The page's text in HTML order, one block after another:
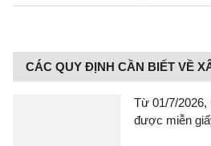
CÁC QUY ĐỊNH CẦN BIẾT VỀ
Từ 01/7/
được miễn